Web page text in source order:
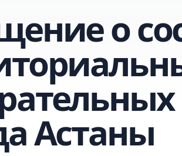
о
Астаны